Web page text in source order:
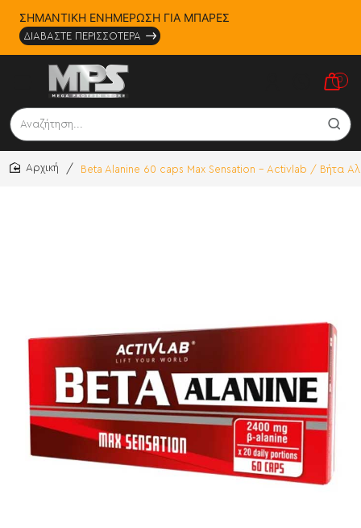
ΣΗΜΑΝΤΙΚΗ ΕΝΗΜΕΡΩΣΗ ΓΙΑ ΜΠΑΡΕΣ
ΔΙΑΒΑΣΤΕ ΠΕΡΙΣΣΟΤΕΡΑ
0
Αναζήτηση...
Beta Alanine 60 caps Max Sensation - Activlab / Βήτα